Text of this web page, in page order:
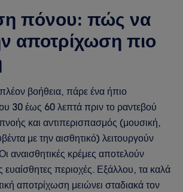
πόνου: πώς να
αποτρίχωση πιο
βοήθεια, πάρε ένα ήπιο
30 έως 60 λεπτά πριν το ραντεβού
και αντιπερισπασμός (μουσική,
με την αισθητικό) λειτουργούν
αναισθητικές κρέμες αποτελούν
ευαίσθητες περιοχές. Εξάλλου, τα καλά
αποτρίχωση μειώνει σταδιακά τον